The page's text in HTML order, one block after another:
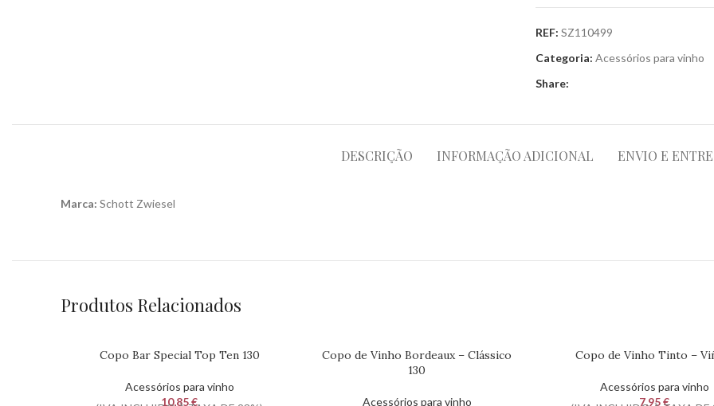
REF: SZ110499
Categoria: Acessórios para vinho
Share:
DESCRIÇÃO INFORMAÇÃO ADICIONAL ENVIO E
Marca: Schott Zwiesel
Produtos Relacionados
Copo Bar Special Top Ten 130
Acessórios para vinho
10,85€
Copo de Vinho Bordeaux – Clássico
130
Acessórios para vinho
Copo de Vinho Tinto –
Acessórios para vinho
7,95€